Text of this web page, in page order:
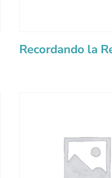
Recordando la